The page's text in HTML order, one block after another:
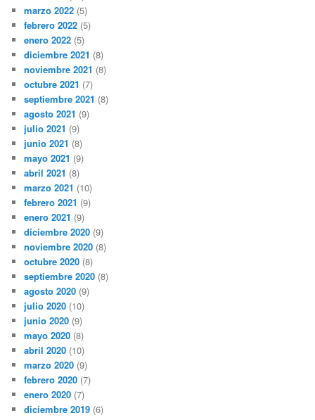
marzo 2022 (5)
febrero 2022 (5)
enero 2022 (5)
diciembre 2021 (8)
noviembre 2021 (8)
octubre 2021 (7)
septiembre 2021 (8)
agosto 2021 (9)
julio 2021 (9)
junio 2021 (8)
mayo 2021 (9)
abril 2021 (8)
marzo 2021 (10)
febrero 2021 (9)
enero 2021 (9)
diciembre 2020 (9)
noviembre 2020 (8)
octubre 2020 (8)
septiembre 2020 (8)
agosto 2020 (9)
julio 2020 (10)
junio 2020 (9)
mayo 2020 (8)
abril 2020 (10)
marzo 2020 (9)
febrero 2020 (7)
enero 2020 (7)
diciembre 2019 (6)